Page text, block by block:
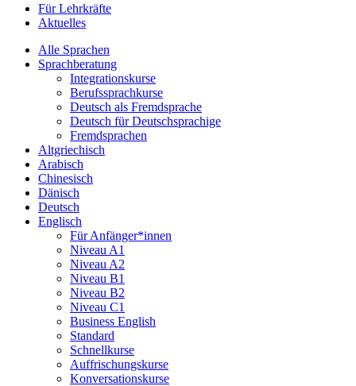
Für Lehrkräfte
Aktuelles
Alle Sprachen
Sprachberatung
Integrationskurse
Berufssprachkurse
Deutsch als Fremdsprache
Deutsch für Deutschsprachige
Fremdsprachen
Altgriechisch
Arabisch
Chinesisch
Dänisch
Deutsch
Englisch
Für Anfänger*innen
Niveau A1
Niveau A2
Niveau B1
Niveau B2
Niveau C1
Business English
Standard
Schnellkurse
Auffrischungskurse
Konversationskurse